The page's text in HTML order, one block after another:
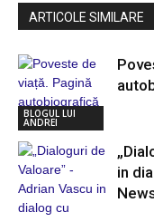
ARTICOLE SIMILARE
BLOGUL LUI
ANDREI
in